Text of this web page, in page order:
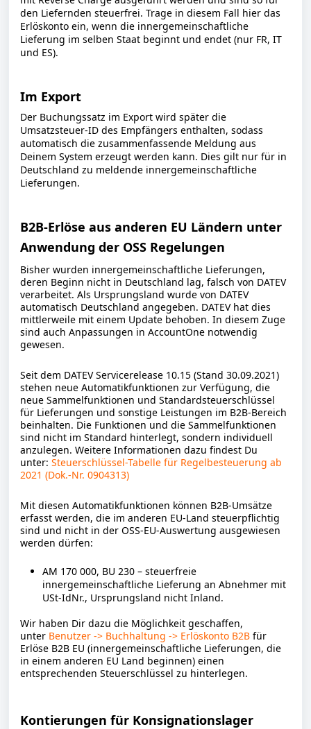
den Liefernden steuerfrei. Trage in diesem Fall hier das
Erlöskonto ein, wenn die innergemeinschaftliche
Lieferung im selben Staat beginnt und endet (nur FR, IT
und ES).
Im Export
Der Buchungssatz im Export wird später die
Umsatzsteuer-ID des Empfängers enthalten, sodass
automatisch die zusammenfassende Meldung aus
Deinem System erzeugt werden kann. Dies gilt nur für in
Deutschland zu meldende innergemeinschaftliche
Lieferungen.
B2B-Erlöse aus anderen EU Ländern unter
Anwendung der OSS Regelungen
Bisher wurden innergemeinschaftliche Lieferungen,
deren Beginn nicht in Deutschland lag, falsch von DATEV
verarbeitet. Als Ursprungsland wurde von DATEV
automatisch Deutschland angegeben. DATEV hat dies
mittlerweile mit einem Update behoben. In diesem Zuge
sind auch Anpassungen in AccountOne notwendig
gewesen.
Seit dem DATEV Servicerelease 10.15 (Stand 30.09.2021)
stehen neue Automatikfunktionen zur Verfügung, die
neue Sammelfunktionen und Standardsteuerschlüssel
für Lieferungen und sonstige Leistungen im B2B-Bereich
beinhalten. Die Funktionen und die Sammelfunktionen
sind nicht im Standard hinterlegt, sondern individuell
anzulegen. Weitere Informationen dazu findest Du
unter: Steuerschlüssel-Tabelle für Regelbesteuerung ab
2021 (Dok.-Nr. 0904313)
Mit diesen Automatikfunktionen können B2B-Umsätze
erfasst werden, die im anderen EU-Land steuerpflichtig
sind und nicht in der OSS-EU-Auswertung ausgewiesen
werden dürfen:
AM 170 000, BU 230 – steuerfreie
innergemeinschaftliche Lieferung an Abnehmer mit
USt-IdNr., Ursprungsland nicht Inland.
Wir haben Dir dazu die Möglichkeit geschaffen,
unter Benutzer -> Buchhaltung -> Erlöskonto B2B für
Erlöse B2B EU (innergemeinschaftliche Lieferungen, die
in einem anderen EU Land beginnen) einen
entsprechenden Steuerschlüssel zu hinterlegen.
Kontierungen für Konsignationslager